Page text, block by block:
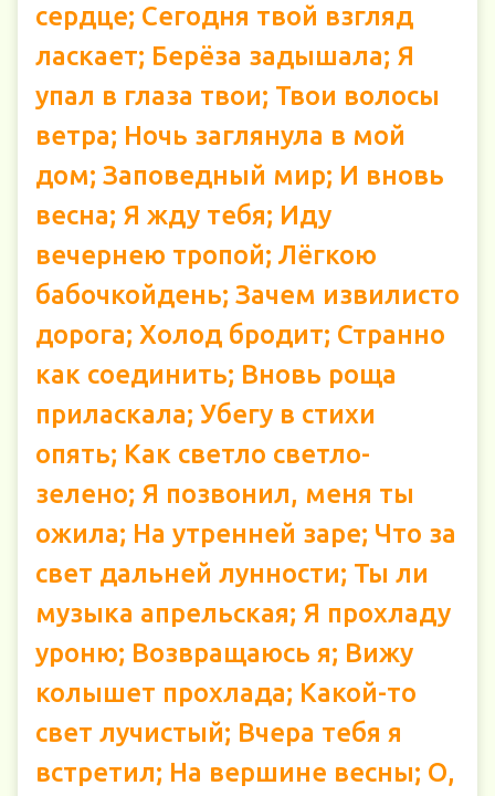
сердце; Сегодня твой взгляд
ласкает; Берёза задышала; Я
упал в глаза твои; Твои волосы
ветра; Ночь заглянула в мой
дом; Заповедный мир; И вновь
весна; Я жду тебя; Иду
вечернею тропой; Лёгкою
бабочкойдень; Зачем извилисто
дорога; Холод бродит; Странно
как соединить; Вновь роща
приласкала; Убегу в стихи
опять; Как светло светло-
зелено; Я позвонил, меня ты
ожила; На утренней заре; Что за
свет дальней лунности; Ты ли
музыка апрельская; Я прохладу
уроню; Возвращаюсь я; Вижу
колышет прохлада; Какой-то
свет лучистый; Вчера тебя я
встретил; На вершине весны; О,